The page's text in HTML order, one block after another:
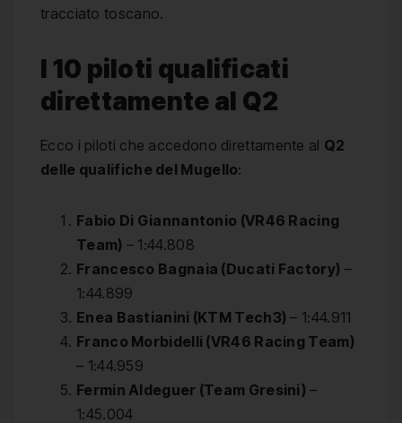
tracciato toscano.
I 10 piloti qualificati
direttamente al Q2
Ecco i piloti che accedono direttamente al Q2
delle qualifiche del Mugello:
Fabio Di Giannantonio (VR46 Racing
Team) – 1:44.808
Francesco Bagnaia (Ducati Factory) –
1:44.899
Enea Bastianini (KTM Tech3) – 1:44.911
Franco Morbidelli (VR46 Racing Team)
– 1:44.959
Fermin Aldeguer (Team Gresini) –
1:45.004